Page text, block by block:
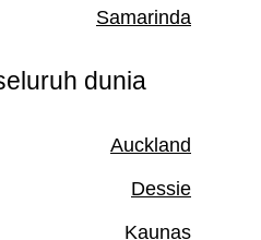
Samarinda
dunia
Auckland
Dessie
Kaunas